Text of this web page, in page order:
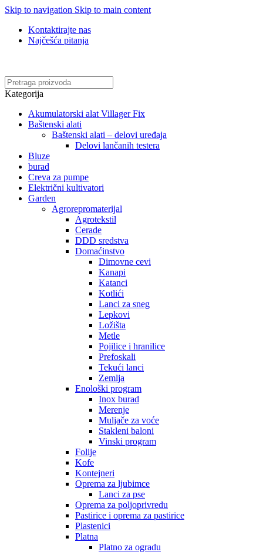
Skip to navigation Skip to main content
Kontaktirajte nas
Najčešća pitanja
Kategorija
Akumulatorski alat Villager Fix
Baštenski alati
Baštenski alati – delovi uređaja
Delovi lančanih testera
Bluze
burad
Creva za pumpe
Električni kultivatori
Garden
Agrorepromaterijal
Agrotekstil
Cerade
DDD sredstva
Domaćinstvo
Dimovne cevi
Kanapi
Katanci
Kotlići
Lanci za sneg
Lepkovi
Ložišta
Metle
Pojilice i hranilice
Prefoskali
Tekući lanci
Zemlja
Enološki program
Inox burad
Merenje
Muljače za voće
Stakleni baloni
Vinski program
Folije
Kofe
Kontejneri
Oprema za ljubimce
Lanci za pse
Oprema za poljoprivredu
Pastirice i oprema za pastirice
Plastenici
Platna
Platno za ogradu